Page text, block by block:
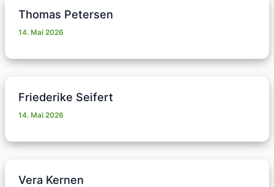
Thomas Petersen
14. Mai 2026
Friederike Seifert
14. Mai 2026
Vera Kernen